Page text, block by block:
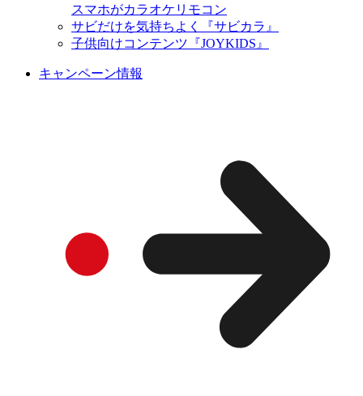
スマホがカラオケリモコン
サビだけを気持ちよく『サビカラ』
子供向けコンテンツ『JOYKIDS』
キャンペーン情報